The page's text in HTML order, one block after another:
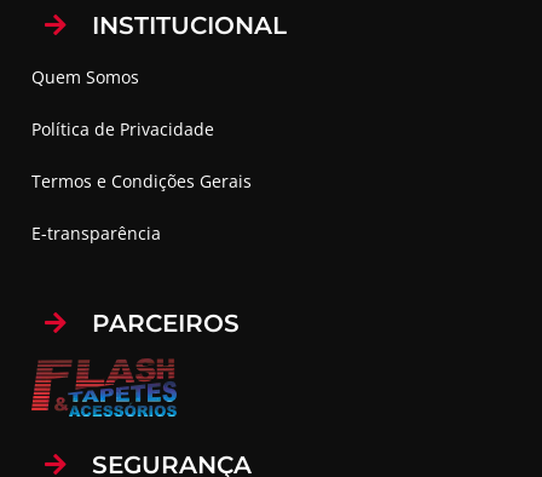
INSTITUCIONAL
Quem Somos
Política de Privacidade
Termos e Condições Gerais
E-transparência
PARCEIROS
SEGURANÇA